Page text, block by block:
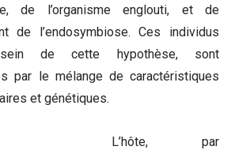
de l’organisme englouti, et de
de l’endosymbiose. Ces individus
de cette hypothèse, sont
par le mélange de caractéristiques
et génétiques.
L’hôte, par